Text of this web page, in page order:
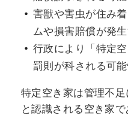
害獣や害虫が住み
ムや損害賠償が発
行政により「特定
罰則が科される可
特定空き家は管理不
と認識される空き家